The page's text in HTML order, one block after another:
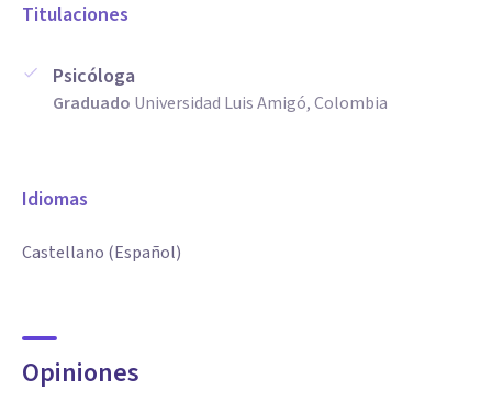
Titulaciones
Psicóloga
Graduado Universidad Luis Amigó, Colombia
Idiomas
Castellano (Español)
Opiniones